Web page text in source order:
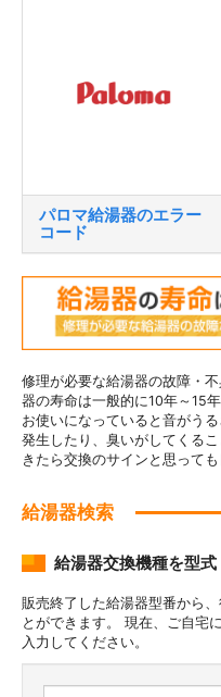
パロマ給湯器のエラー
コード
修理が必要な給湯器の故障・
器の寿命は一般的に10年～15
お使いになっていると音がう
発生したり、臭いがしてくる
きたら交換のサインと思っても
給湯器検索
給湯器交換機種を型
販売終了した給湯器型番から
とができます。 現在、ご自宅
入力してください。